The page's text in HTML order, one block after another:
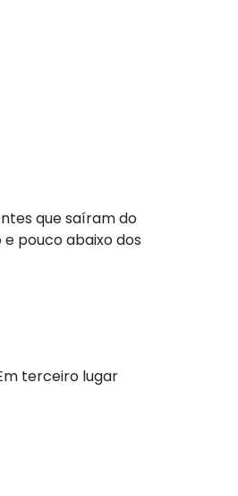
que saíram do
pouco abaixo dos
terceiro lugar